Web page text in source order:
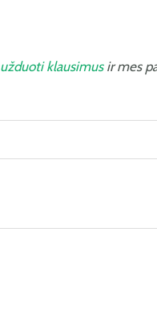
užduoti klausimusir mes